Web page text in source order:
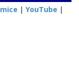
| YouTube |